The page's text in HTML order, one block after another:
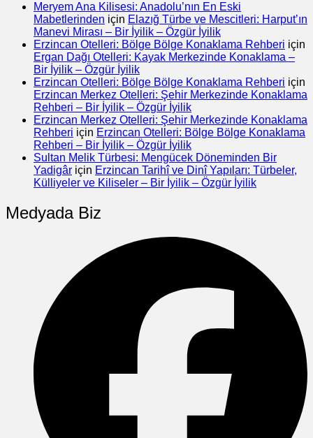
Meryem Ana Kilisesi: Anadolu’nın En Eski
Mabetlerinden için Elazığ Türbe ve Mescitleri: Harput’ın
Manevi Mirası – Bir İyilik – Özgür İyilik
Erzincan Otelleri: Bölge Bölge Konaklama Rehberi için
Ergan Dağı Otelleri: Kayak Merkezinde Konaklama –
Bir İyilik – Özgür İyilik
Erzincan Otelleri: Bölge Bölge Konaklama Rehberi için
Erzincan Merkez Otelleri: Şehir Merkezinde Konaklama
Rehberi – Bir İyilik – Özgür İyilik
Erzincan Merkez Otelleri: Şehir Merkezinde Konaklama
Rehberi için Erzincan Otelleri: Bölge Bölge Konaklama
Rehberi – Bir İyilik – Özgür İyilik
Sultan Melik Türbesi: Mengücek Döneminden Bir
Yadigâr için Erzincan Tarihî ve Dinî Yapıları: Türbeler,
Külliyeler ve Kiliseler – Bir İyilik – Özgür İyilik
Medyada Biz